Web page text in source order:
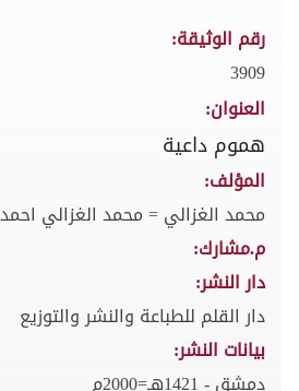
رقم الوثيقة:
3909
العنوان:
هموم داعية
المؤلف:
محمد الغزالي = محمد الغزالي
م.مشارك:
دار النشر:
دار القلم للطباعة والنشر والتوزيع
بيانات النشر:
دمشق - 1421هـ=2000م